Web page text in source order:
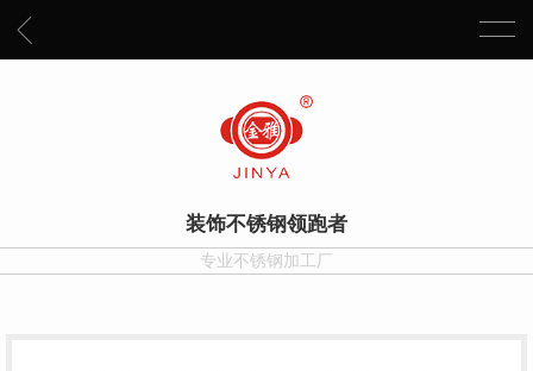
装饰不锈钢领跑者
专业不锈钢加工厂